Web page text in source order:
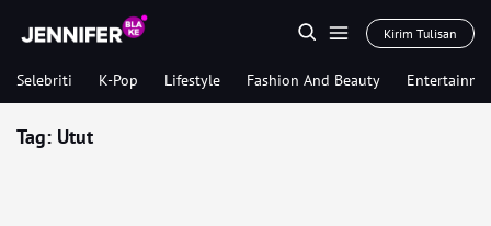
Kirim Tulisan
Selebriti K-Pop Lifestyle Fashion And Beauty
Tag: Utut